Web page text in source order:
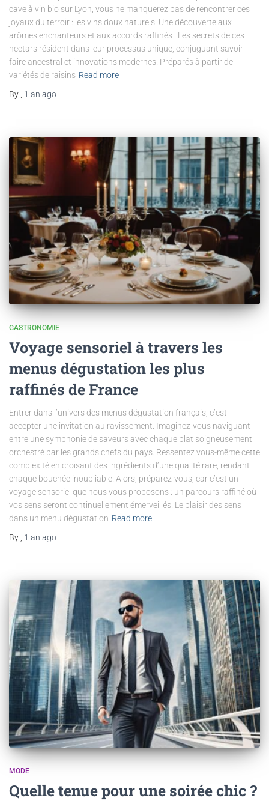
cave à vin bio sur Lyon, vous ne manquerez pas de rencontrer ces
joyaux du terroir : les vins doux naturels. Une découverte aux
arômes enchanteurs et aux accords raffinés ! Les secrets de ces
nectars résident dans leur processus unique, conjuguant savoir-
faire ancestral et innovations modernes. Préparés à partir de
variétés de raisins Read more
By , 1 an ago
GASTRONOMIE
Voyage sensoriel à travers les
menus dégustation les plus
raffinés de France
Entrer dans l’univers des menus dégustation français, c’est
accepter une invitation au ravissement. Imaginez-vous naviguant
entre une symphonie de saveurs avec chaque plat soigneusement
orchestré par les grands chefs du pays. Ressentez vous-même cette
complexité en croisant des ingrédients d’une qualité rare, rendant
chaque bouchée inoubliable. Alors, préparez-vous, car c’est un
voyage sensoriel que nous vous proposons : un parcours raffiné où
vos sens seront continuellement émerveillés. Le plaisir des sens
dans un menu dégustation Read more
By
1 an ago
MODE
Quelle tenue pour une soirée chic ?